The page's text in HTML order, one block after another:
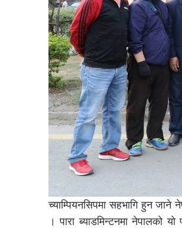
च्याम्पियनसिपमा सहभागि हुन
। पारा ब्याडमिन्टनमा नेपालको